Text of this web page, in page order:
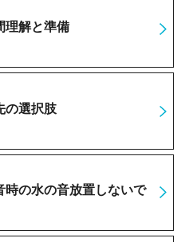
理解と準備
の選択肢
時の水の音放置しないで